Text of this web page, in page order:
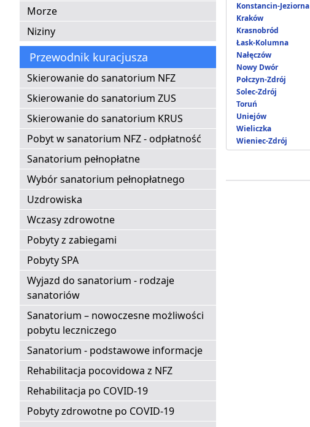
Morze
Niziny
Przewodnik kuracjusza
Skierowanie do sanatorium NFZ
Skierowanie do sanatorium ZUS
Skierowanie do sanatorium KRUS
Pobyt w sanatorium NFZ - odpłatność
Sanatorium pełnopłatne
Wybór sanatorium pełnopłatnego
Uzdrowiska
Wczasy zdrowotne
Pobyty z zabiegami
Pobyty SPA
Wyjazd do sanatorium - rodzaje
sanatoriów
Sanatorium – nowoczesne możliwości
pobytu leczniczego
Sanatorium - podstawowe informacje
Rehabilitacja pocovidowa z NFZ
Rehabilitacja po COVID-19
Pobyty zdrowotne po COVID-19
Konstancin-Jeziorna
Kraków
Krasnobród
Łask-Kolumna
Nałęczów
Nowy Dwór
Połczyn-Zdrój
Solec-Zdrój
Toruń
Uniejów
Wieliczka
Wieniec-Zdrój